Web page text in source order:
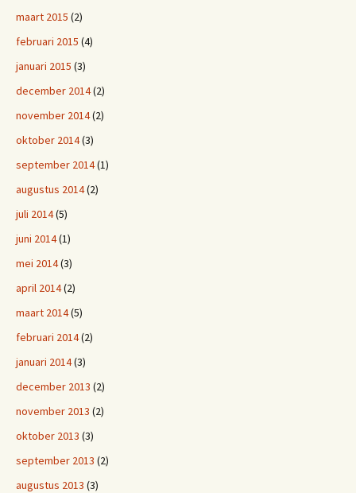
maart 2015 (2)
februari 2015 (4)
januari 2015 (3)
december 2014(2)
november 2014(2)
oktober 2014(3)
september 2014(1)
augustus 2014(2)
juli 2014(5)
juni 2014(1)
mei 2014(3)
april 2014(2)
maart 2014(5)
februari 2014(2)
januari 2014(3)
december 2013 (2)
november 2013 (2)
oktober 2013 (3)
september 2013 (2)
augustus 2013 (3)